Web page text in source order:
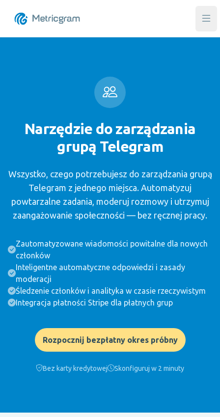
Narzędzie do zarządzania
grupą Telegram
Wszystko, czego potrzebujesz do zarządzania grupą
Telegram z jednego miejsca. Automatyzuj
powtarzalne zadania, moderuj rozmowy i utrzymuj
zaangażowanie społeczności — bez ręcznej pracy.
Zautomatyzowane wiadomości powitalne dla nowych
członków
Inteligentne automatyczne odpowiedzi i zasady
moderacji
Śledzenie członków i analityka w czasie rzeczywistym
Integracja płatności Stripe dla płatnych grup
Rozpocznij bezpłatny okres próbny
Bez karty kredytowej Skonfiguruj w 2 minuty